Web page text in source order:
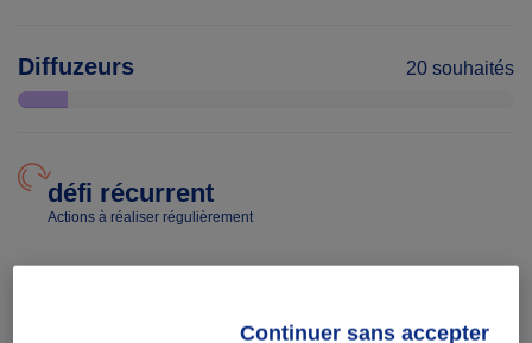
Diffuzeurs 20 souhaités
défi récurrent
Actions à réaliser régulièrement
Continuer sans accepter